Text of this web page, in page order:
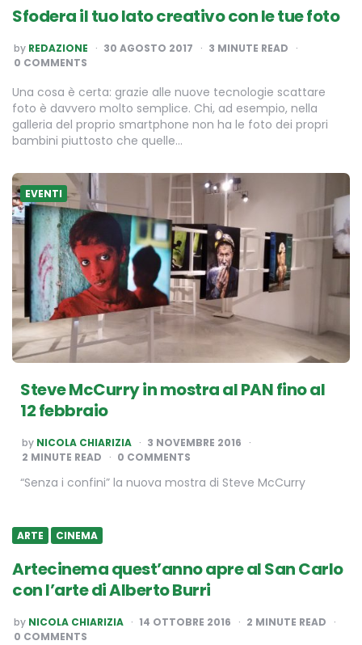
Sfodera il tuo lato creativo con le tue foto
POSTED
BY
by REDAZIONE 30 AGOSTO 2017 3 MINUTE READ
0 COMMENTS
Una cosa è certa: grazie alle nuove tecnologie scattare
foto è davvero molto semplice. Chi, ad esempio, nella
galleria del proprio smartphone non ha le foto dei propri
bambini piuttosto che quelle…
EVENTI
Steve McCurry in mostra al PAN fino al
12 febbraio
POSTED
BY
by NICOLA CHIARIZIA
3 NOVEMBRE 2016
2 MINUTE READ 0 COMMENTS
“Senza i confini” la nuova mostra di Steve McCurry
ARTE CINEMA
Artecinema quest’anno apre al San Carlo
con l’arte di Alberto Burri
POSTED
BY
by NICOLA CHIARIZIA 14 OTTOBRE 2016 2 MINUTE READ
0 COMMENTS